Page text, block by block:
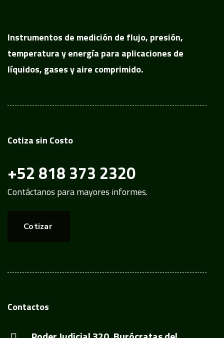
Instrumentos de medición de flujo, presión,
temperatura y energía para aplicaciones de
líquidos, gases y aire comprimido.
Cotiza sin Costo
+52 818 373 2320
Contáctanos para mayores informes.
Cotizar
Contactos